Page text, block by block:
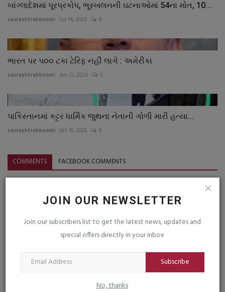
JOIN OUR NEWSLETTER
Join our subscribers list to get the latest news, updates and
special offers directly in your inbox
Subscribe
No, thanks
બાંગ્લાદેશમાં પૂરપ્રકોપ, ભૂસ્ખલનની ઘટનાઓમાં 54ના મોત, 10...
saurashtrabhoomi Jul 14, 2026 0
ભારત પર પ૦૦ ટકા ટેરિફ નહીં લાગે : અમેરીકા
saurashtrabhoomi Jan 21, 2026 0
પાકિસ્તાનમાં કટ્ટર ધાર્મિક જુથના નેતાની ગોળી મારી હત્યા...
saurashtrabhoomi Oct 10, 2025 0
COMMENTS FACEBOOK COMMENTS
Comment